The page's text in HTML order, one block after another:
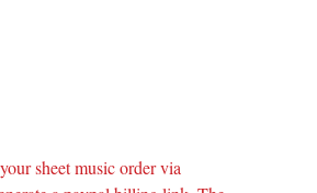
sheet music order via